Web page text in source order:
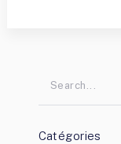
Catégories